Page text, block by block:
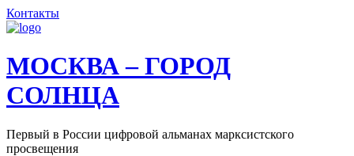
Контакты
МОСКВА – ГОРОД
СОЛНЦА
Первый в России цифровой альманах марксистского
просвещения